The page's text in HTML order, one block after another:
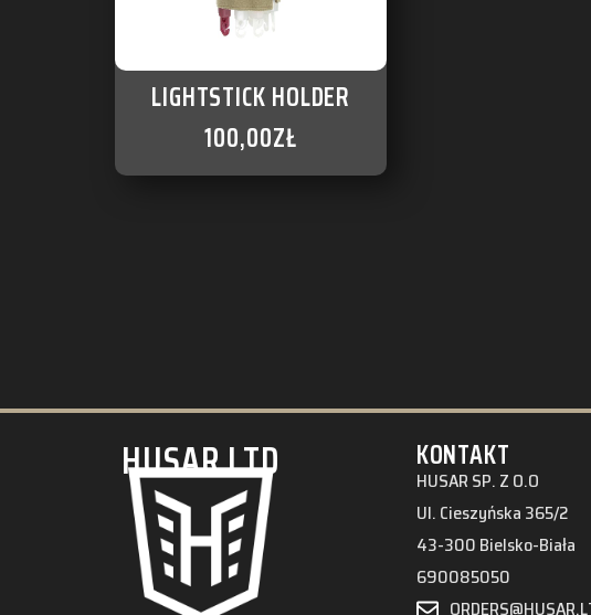
LIGHTSTICK HOLDER
100,00ZŁ
HUSAR.LTD KONTAKT
HUSAR SP. Z O.O
Ul. Cieszyńska 365/2
43-300 Bielsko-Biała
690085050